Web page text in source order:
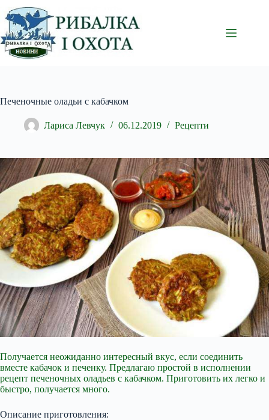
Перейти
до
вмісту
Печеночные оладьи с кабачком
Лариса Левчук 06.12.2019 Рецепти
Получается неожиданно интересный вкус, если соединить
вместе кабачок и печенку. Предлагаю простой в исполнении
рецепт печеночных оладьев с кабачком. Приготовить их легко и
быстро, получается много.
Описание приготовления: